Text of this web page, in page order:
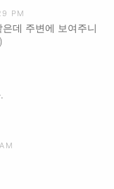
PM
데 주변에 보여주니